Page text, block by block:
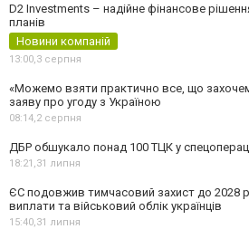
D2 Investments – надійне фінансове
планів
Новини компаній
13:00, 3 серпня
«Можемо взяти практично все, що
заяву про угоду з Україною
08:14, 2 серпня
ДБР обшукало понад 100 ТЦК у
18:21, 31 липня
ЄС подовжив тимчасовий захист до 2028
виплати та військовий облік українців
15:40, 31 липня